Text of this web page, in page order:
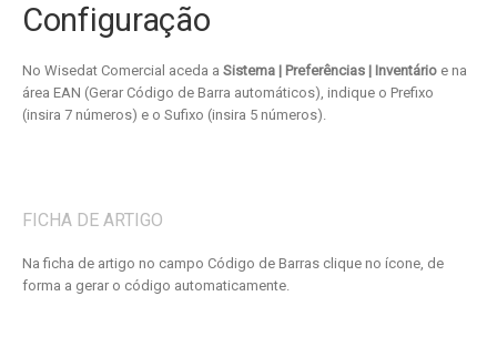
Configuração
No Wisedat Comercial aceda a Sistema | Preferências | Inventário e na
área EAN (Gerar Código de Barra automáticos), indique o Prefixo
(insira 7 números) e o Sufixo (insira 5 números).
FICHA DE ARTIGO
Na ficha de artigo no campo Código de Barras clique no ícone, de
forma a gerar o código automaticamente.